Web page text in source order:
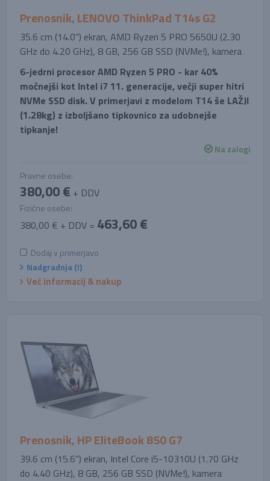
Prenosnik, LENOVO ThinkPad T14s G2
35.6 cm (14.0'') ekran, AMD Ryzen 5 PRO 5650U (2.30
GHz do 4.20 GHz), 8 GB, 256 GB SSD (NVMe!), kamera
6-jedrni procesor AMD Ryzen 5 PRO - kar 40%
močnejši kot Intel i7 11. generacije, večji super hitri
NVMe SSD disk. V primerjavi z modelom T14 še LAŽJI
(1.28kg) z izboljšano tipkovnico za udobnejše
tipkanje!
Na zalogi
Pravne osebe:
380,00 € + DDV
Fizične osebe:
380,00 € + DDV = 463,60 €
Dodaj v primerjavo
Nadgradnja (!)
Več informacij & nakup
Prenosnik, HP EliteBook 850 G7
39.6 cm (15.6'') ekran, Intel Core i5-10310U (1.70 GHz
do 4.40 GHz), 8 GB, 256 GB SSD (NVMe!), kamera